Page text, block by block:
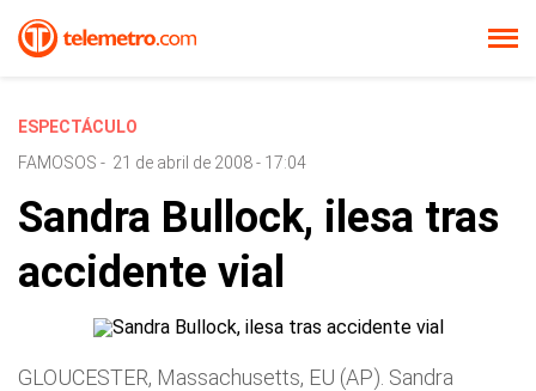
ESPECTÁCULO
FAMOSOS - 21 de abril de 2008 - 17:04
Sandra Bullock, ilesa tras
accidente vial
GLOUCESTER, Massachusetts, EU (AP). Sandra